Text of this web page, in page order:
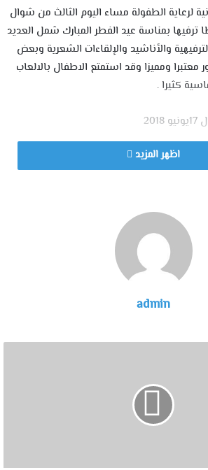
لرعاية الطفولة مساء اليوم الثالث من شوال
نشاطا ترفيها بمناسة عيد الفطر المبارك شمل العديد
والأناشيد والإلقاءات الشعرية وبعض
ومميزا وقد استمتع الاطفال بالالعاب
كثيرا .
اظهر المزيد
admin